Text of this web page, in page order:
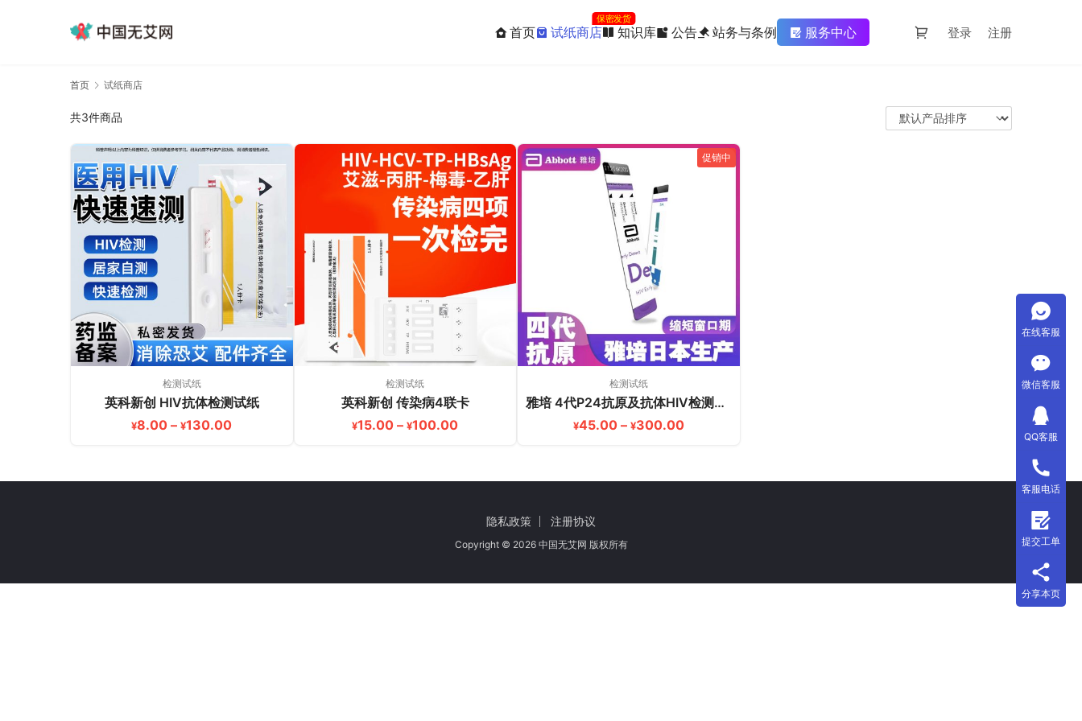
首页 试纸商店
保密发货
知识库 公告 站务与条例 服务中心 登录 注册
首页 试纸商店
共3件商品
检测试纸
英科新创 HIV抗体检测试纸
¥8.00 – ¥130.00价格范围：¥8.00 至 ¥130.00
检测试纸
英科新创 传染病4联卡
¥15.00 – ¥100.00价格范围：¥15.00 至 ¥100.00
促销中
检测试纸
雅培 4代P24抗原及抗体HIV检测试纸
¥45.00 – ¥300.00价格范围：¥45.00 至 ¥300.00
隐私政策 注册协议
Copyright © 2026 中国无艾网 版权所有
在线客服
微信客服
QQ客服
客服电话
提交工单
分享本页